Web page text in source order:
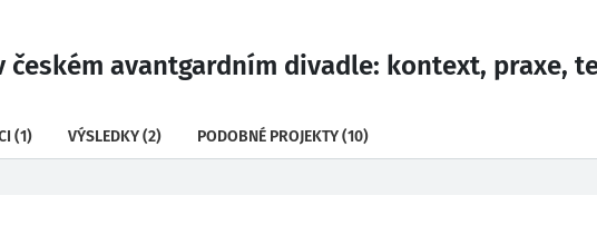
avantgardním divadle: kontext, praxe,
(1) VÝSLEDKY(2) PODOBNÉ PROJEKTY(10)